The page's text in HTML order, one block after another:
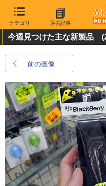
カテゴリ 過去記事
今週見つけた主な新製品
前の画像